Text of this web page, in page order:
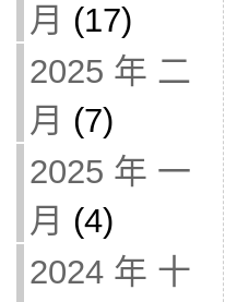
月 (17)
2025 年 二
月 (7)
2025 年 一
月 (4)
2024 年 十